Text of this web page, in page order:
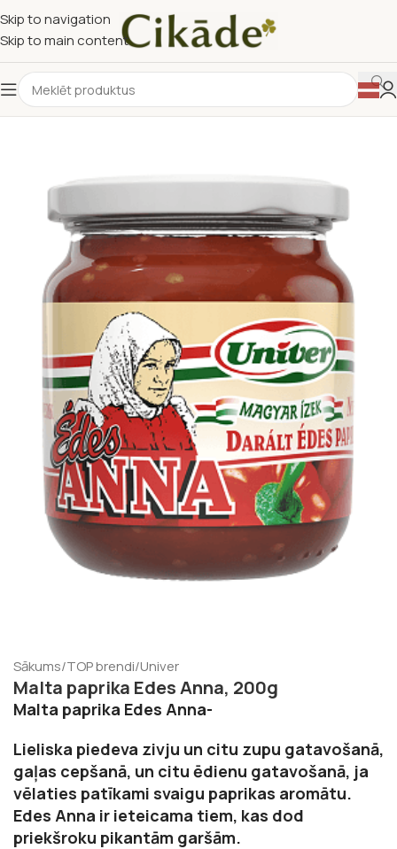
Skip to navigation
Skip to main content
Sākums/TOP brendi/Univer
Malta paprika Edes Anna, 200g
Malta paprika Edes Anna-
Lieliska piedeva zivju un citu zupu gatavošanā,
gaļas cepšanā, un citu ēdienu gatavošanā, ja
vēlaties patīkami svaigu paprikas aromātu.
Edes Anna ir ieteicama tiem, kas dod
priekšroku pikantām garšām.